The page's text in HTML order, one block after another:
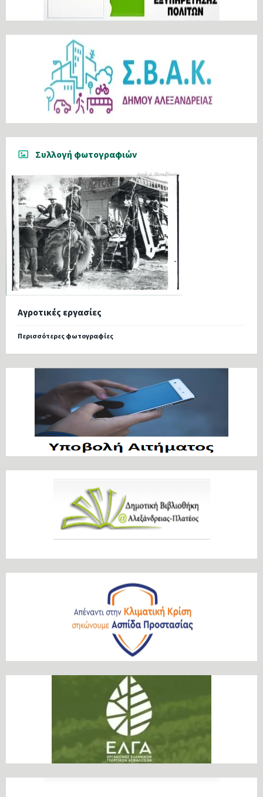
Συλλογή φωτογραφιών
Αγροτικές εργασίες
Περισσότερες φωτογραφίες